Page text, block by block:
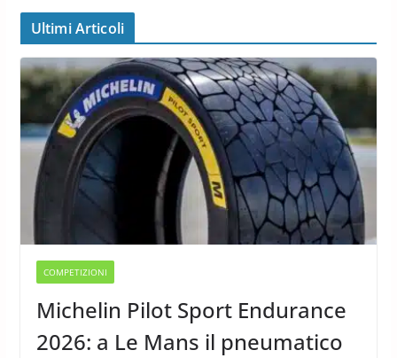
Ultimi Articoli
COMPETIZIONI
Michelin Pilot Sport Endurance
2026: a Le Mans il pneumatico